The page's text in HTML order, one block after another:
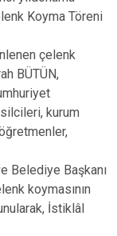
Koyma Töreni
çelenk
BÜTÜN,
kurum
Belediye Başkanı
koymasının
İstiklâl